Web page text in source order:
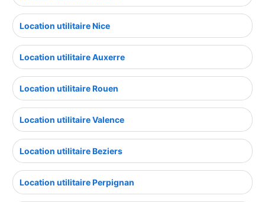
Location utilitaire Nice
Location utilitaire Auxerre
Location utilitaire Rouen
Location utilitaire Valence
Location utilitaire Beziers
Location utilitaire Perpignan